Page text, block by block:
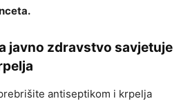
javno zdravstvo savjetuje
antiseptikom i krpelja